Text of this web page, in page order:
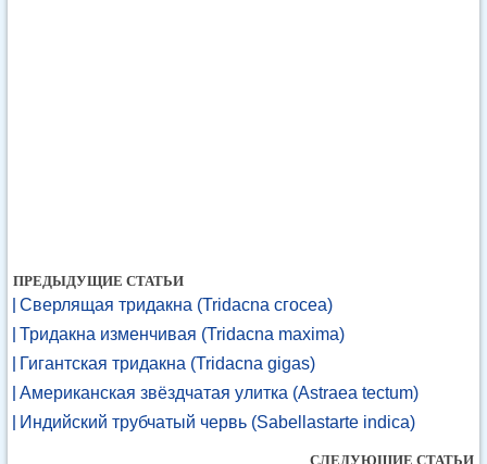
ПРЕДЫДУЩИЕ СТАТЬИ
Сверлящая тридакна (Tridacna сгосеа)
Тридакна изменчивая (Tridacna maxima)
Гигантская тридакна (Tridacna gigas)
Американская звёздчатая улитка (Astraea tectum)
Индийский трубчатый червь (Sabellastarte indica)
СЛЕДУЮЩИЕ СТАТЬИ